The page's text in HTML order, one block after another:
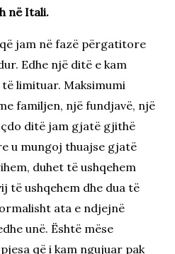
në Itali.
jam në fazë përgatitore
Edhe një ditë e kam
limituar. Maksimumi
familjen, një fundjavë, një
çdo ditë jam gjatë gjithë
u mungoj thuajse gjatë
duhet të ushqehem
të ushqehem dhe dua të
ata e ndjejnë
unë. Është mëse
që i kam ngujuar pak